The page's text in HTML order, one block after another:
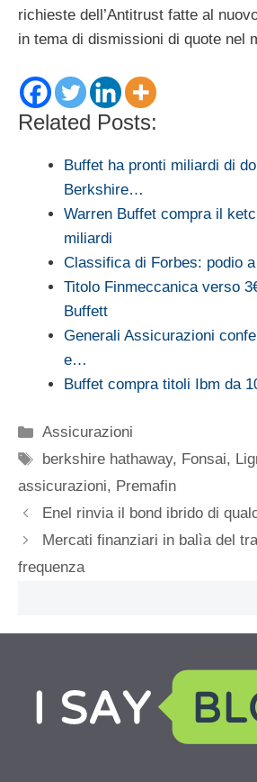
richieste dell’Antitrust fatte al
in tema di dismissioni di quote nel
Related Posts:
Buffet ha pronti miliardi di
Berkshire…
Warren Buffet compra il
miliardi
Classifica di Forbes: podio
Titolo Finmeccanica verso
Buffett
Generali Assicurazioni
e…
Buffet compra titoli Ibm da
Categorie
Assicurazioni
Tag
berkshire hathaway, Fonsai,
assicurazioni, Premafin
Enel rinvia il bond ibrido di
Mercati finanziari in balìa del
frequenza